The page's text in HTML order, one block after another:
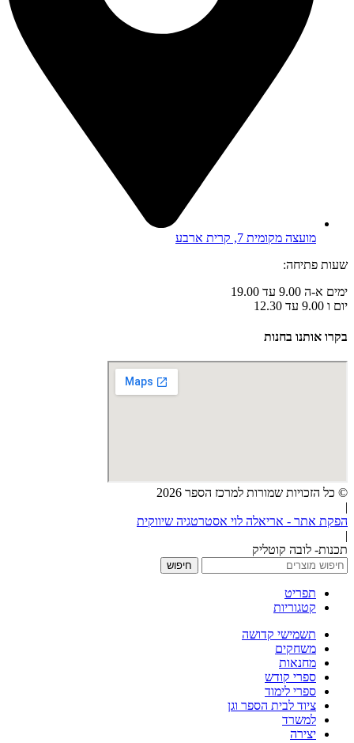
מועצה מקומית 7, קרית ארבע
שעות פתיחה:
ימים א-ה 9.00 עד 19.00
יום ו 9.00 עד 12.30
בקרו אותנו בחנות
© כל הזכויות שמורות למרכז הספר 2026
|
הפקת אתר - אריאלה לוי אסטרטגיה שיווקית
|
תכנות- לובה קוטליק
חיפוש
תפריט
קטגוריות
תשמישי קדושה
משחקים
מחנאות
ספרי קודש
ספרי לימוד
ציוד לבית הספר וגן
למשרד
יצירה